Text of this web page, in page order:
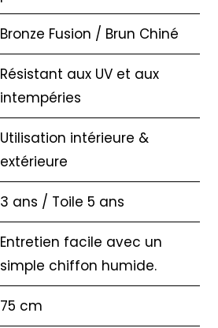
Bronze Fusion / Brun Chiné
Résistant aux UV et aux
intempéries
Utilisation intérieure &
extérieure
3 ans / Toile 5 ans
Entretien facile avec un
simple chiffon humide.
75 cm